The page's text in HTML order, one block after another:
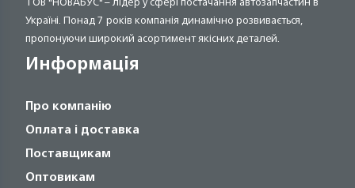
Україні. Понад 7 років компанія динамічно розвивається,
пропонуючи широкий асортимент якісних деталей.
Информація
Про компанію
Оплата і доставка
Поставщикам
Оптовикам